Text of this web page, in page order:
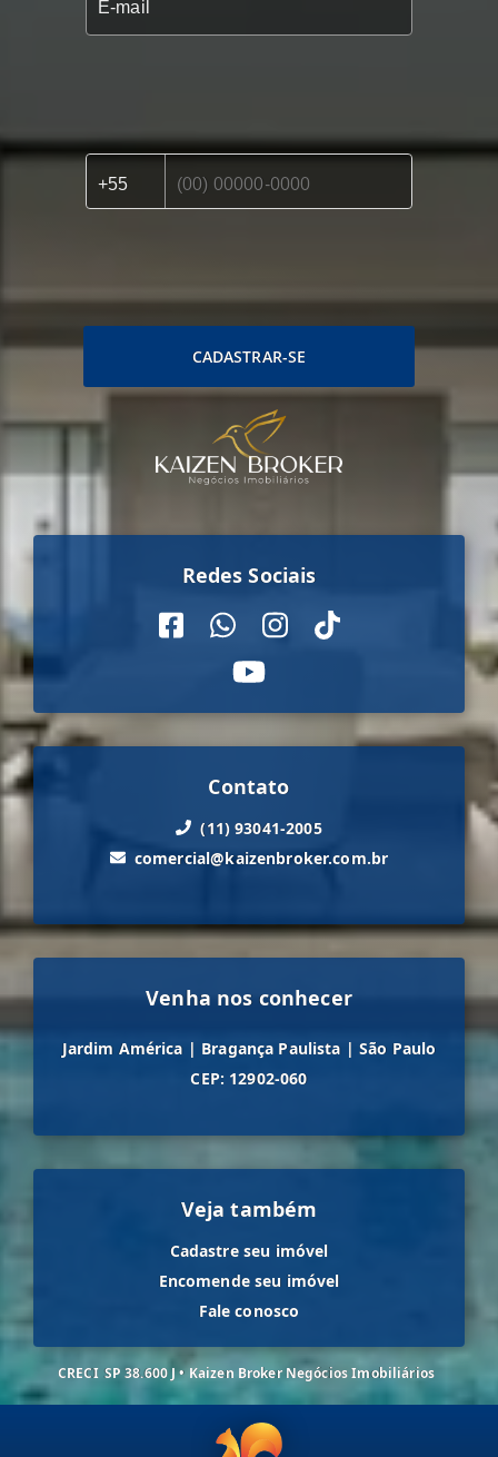
CADASTRAR-SE
Redes Sociais
Contato
(11) 93041-2005
comercial@kaizenbroker.com.br
Venha nos conhecer
Jardim América | Bragança Paulista | São Paulo
CEP: 12902-060
Veja também
Cadastre seu imóvel
Encomende seu imóvel
Fale conosco
CRECI SP 38.600 J • Kaizen Broker Negócios Imobiliários